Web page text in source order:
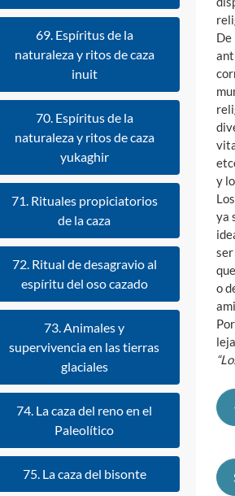
De
y
ya
o
69. Espíritus de la
naturaleza y ritos de caza
inuit
70. Espíritus de la
naturaleza y ritos de caza
yukaghir
71. Rituales propiciatorios
de la caza
72. Ritual de desagravio al
espíritu del oso cazado
73. Animales y
supervivencia en las tierras
glaciales
74. La caza del reno en el
Paleolítico
75. La caza del bisonte